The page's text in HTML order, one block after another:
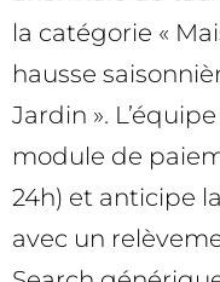
la catégorie «
hausse
Jardin ».
module de
24h) et anticipe
avec un